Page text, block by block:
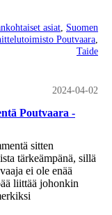
asiat Suomen
Poutvaara
Taide
2024-04-02
Poutvaara -
sitten
tärkeämpänä, sillä
ei ole enää
liittää johonkin